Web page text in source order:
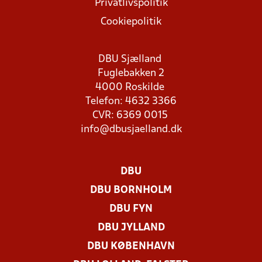
Privatlivspolitik
Cookiepolitik
DBU Sjælland
Fuglebakken 2
4000 Roskilde
Telefon: 4632 3366
CVR: 6369 0015
info@dbusjaelland.dk
DBU
DBU BORNHOLM
DBU FYN
DBU JYLLAND
DBU KØBENHAVN